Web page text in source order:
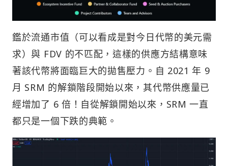
鑑於流通市值（可以看成是對今日代幣的美元需
求）與 FDV 的不匹配，這樣的供應方結構意味
著該代幣將面臨巨大的拋售壓力。自 2021 年 9
月 SRM 的解鎖階段開始以來，其代幣供應量已
經增加了 6 倍！自從解鎖開始以來，SRM 一直
都只是一個下跌的典範。